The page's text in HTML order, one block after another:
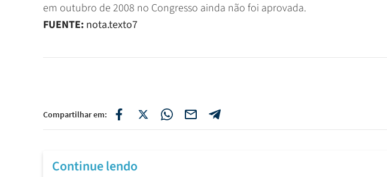
em outubro de 2008 no Congresso ainda não foi aprovada.
FUENTE: nota.texto7
Compartilhar em:
Continue lendo